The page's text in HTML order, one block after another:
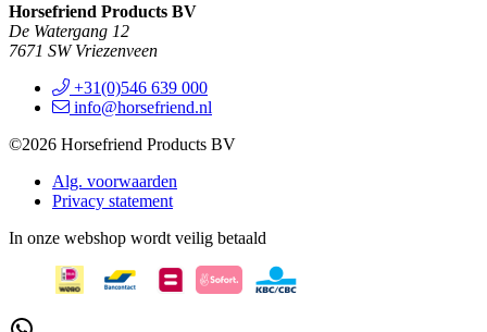
Horsefriend Products BV
De Watergang 12
7671 SW Vriezenveen
+31(0)546 639 000
info@horsefriend.nl
©2026 Horsefriend Products BV
Alg. voorwaarden
Privacy statement
In onze webshop wordt veilig betaald